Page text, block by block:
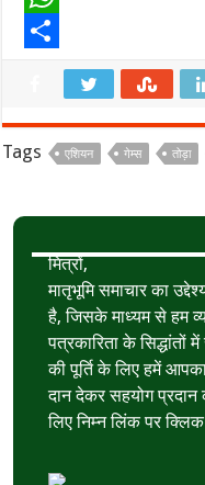
cw
W
Tags एशियन गेम्स तोड़ा
मित्रों,
मातृभूमि समाचार का
है, जिसके माध्यम से हम
पत्रकारिता के
की पूर्ति के लिए हमें
दान देकर सहयोग
लिए निम्न लिंक पर